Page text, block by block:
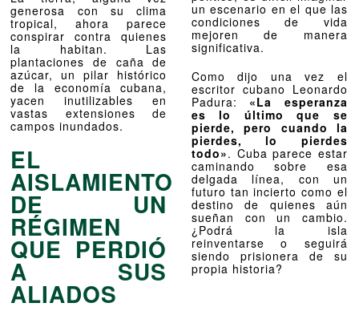
generosa con su clima
tropical, ahora parece
conspirar contra quienes
la habitan. Las
plantaciones de caña de
azúcar, un pilar histórico
de la economía cubana,
yacen inutilizables en
vastas extensiones de
campos inundados.
EL
AISLAMIENTO
DE UN
RÉGIMEN
QUE PERDIÓ
A SUS
ALIADOS
un escenario en el que las
condiciones de vida
mejoren de manera
significativa.
Como dijo una vez el
escritor cubano Leonardo
Padura: «La esperanza
es lo último que se
pierde, pero cuando la
pierdes, lo pierdes
todo». Cuba parece estar
caminando sobre esa
delgada línea, con un
futuro tan incierto como el
destino de quienes aún
sueñan con un cambio.
¿Podrá la isla
reinventarse o seguirá
siendo prisionera de su
propia historia?